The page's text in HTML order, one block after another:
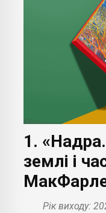
1.
землі і
Рік виходу: